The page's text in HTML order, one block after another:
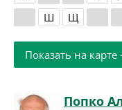
Ш Щ
Показать на карте
Попко